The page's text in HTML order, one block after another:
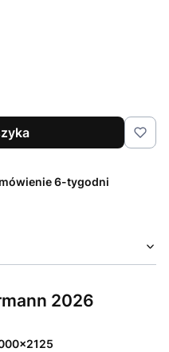
6-tygodni
2026